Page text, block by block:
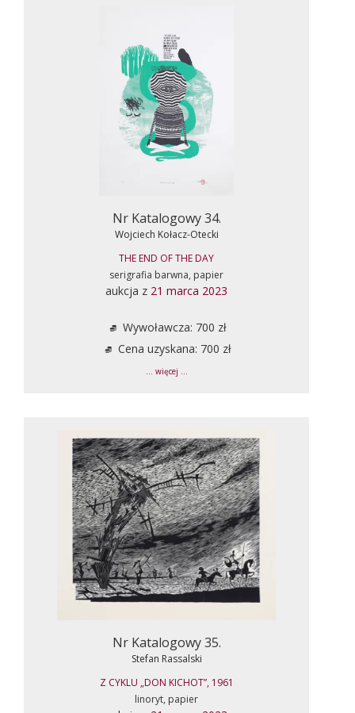
Nr Katalogowy 34.
Wojciech Kołacz-Otecki
THE END OF THE DAY
serigrafia barwna, papier
aukcja z 21 marca 2023
Wywoławcza: 700 zł
Cena uzyskana: 700 zł
... więcej ...
Nr Katalogowy 35.
Stefan Rassalski
Z CYKLU „DON KICHOT”, 1961
linoryt, papier